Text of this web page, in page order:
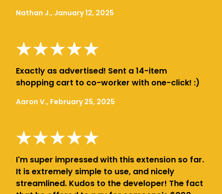
Nathan J., January 12, 2025
Exactly as advertised! Sent a 14-item
shopping cart to co-worker with one-click! :)
Aaron V., February 25, 2025
I'm super impressed with this extension so far.
It is extremely simple to use, and nicely
streamlined. Kudos to the developer! The fact